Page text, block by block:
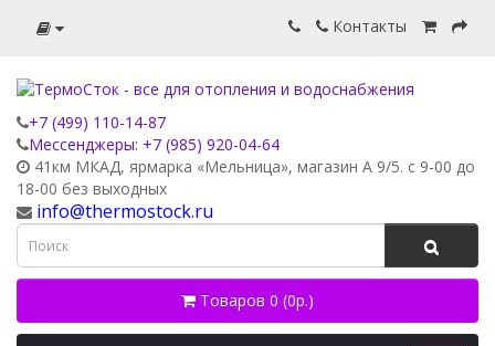
Контакты
+7 (499) 110-14-87
Мессенджеры: +7 (985) 920-04-64
41км МКАД, ярмарка «Мельница», магазин А 9/5. с 9-00 до
18-00 без выходных
info@thermostock.ru
Товаров 0 (0р.)